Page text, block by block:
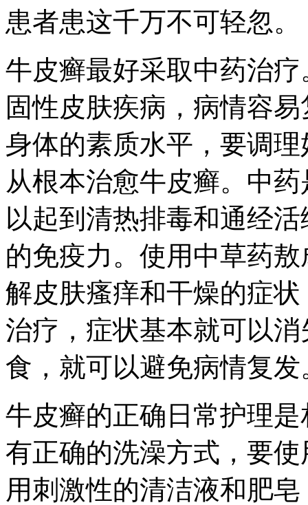
患者患这千万不可轻忽。
牛皮癣最好采取中药治
固性皮肤疾病，病情容
身体的素质水平，要调
从根本治愈牛皮癣。中
以起到清热排毒和通经
的免疫力。使用中草药
解皮肤瘙痒和干燥的症
治疗，症状基本就可以
食，就可以避免病情复发
牛皮癣的正确日常护理
有正确的洗澡方式，要
用刺激性的清洁液和肥